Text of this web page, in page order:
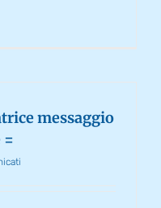
messaggio
=